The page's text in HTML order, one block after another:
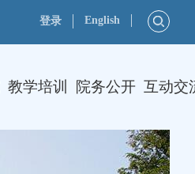
登录 English
教学培训 院务公开 互动交